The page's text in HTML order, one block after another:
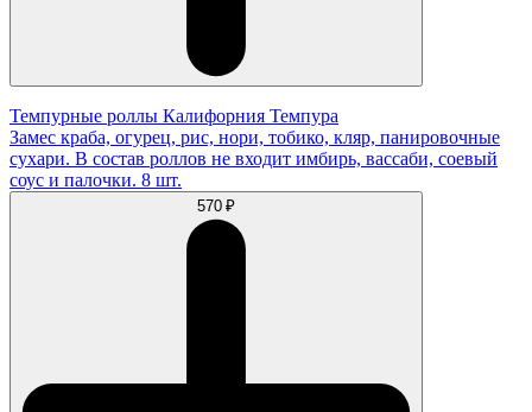
Темпурные роллы Калифорния Темпура
Замес краба, огурец, рис, нори, тобико, кляр, панировочные
сухари. В состав роллов не входит имбирь, вассаби, соевый
соус и палочки. 8 шт.
570 ₽